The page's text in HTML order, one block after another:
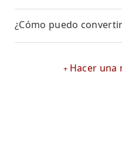
¿Cómo puedo
Hacer una